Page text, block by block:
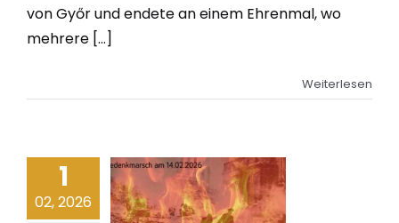
von Győr und endete an einem Ehrenmal, wo
mehrere [...]
Weiterlesen
1
02, 2026